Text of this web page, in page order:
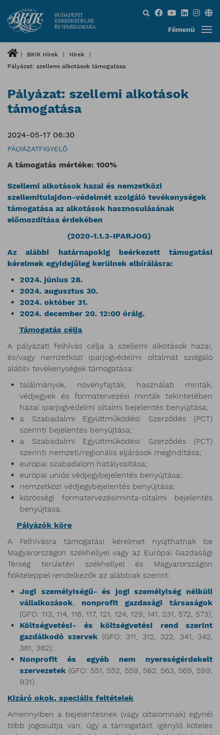
Keresés...
Főmenü
BKIK Hírek
Hírek
Pályázat: szellemi alkotások támogatása
Pályázat: szellemi alkotások
támogatása
2024-05-17 06:30
PÁLYÁZATFIGYELŐ
A támogatás mértéke: 100%
Szellemi alkotások hazai és nemzetközi
szellemitulajdon-védelmét szolgáló tevékenységek
támogatása az alkotások hasznosulásának
előmozdítása érdekében
(2020-1.1.3-IPARJOG)
Az alábbi határnapokig beérkezett támogatási
kérelmek egyidejűleg kerülnek elbírálásra:
2024. június 28.
2024. augusztus 30.
2024. október 31.
2024. december 20. 12:00 óráig.
Támogatás célja
A pályázati felhívás célja a szellemi alkotások hazai,
és/vagy nemzetközi iparjogvédelmi oltalmát szolgáló
alábbi tevékenységek támogatása:
találmányok, növényfajták, használati minták,
védjegyek és formatervezési minták tekintetében
hazai iparjogvédelmi oltalmi bejelentés benyújtása;
a Szabadalmi Együttműködési Szerződés (PCT)
szerinti bejelentés benyújtása;
a Szabadalmi Együttműködési Szerződés (PCT)
szerinti nemzeti/regionális eljárások megindítása;
európai szabadalom hatályosítása;
európai uniós védjegybejelentés benyújtása;
nemzetközi védjegybejelentés benyújtása;
közösségi formatervezésiminta-oltalmi bejelentés
benyújtása.
Pályázók köre
A Felhívásra támogatási kérelmet nyújthatnak be
Magyarországon székhellyel vagy az Európai Gazdasági
Térség területén székhellyel és Magyarországon
fiókteleppel rendelkezők az alábbiak szerint:
Jogi személyiségű- és jogi személyiség nélküli
vállalkozások, nonprofit gazdasági társaságok
(GFO: 113, 114, 116, 117, 121, 124, 129, 141, 231, 572, 573);
Költségvetési- és költségvetési rend szerint
gazdálkodó szervek (GFO: 311, 312, 322, 341, 342,
381, 382);
Nonprofit és egyéb nem nyereségérdekelt
szervezetek (GFO: 551, 552, 559, 562, 563, 569, 599,
931).
Kizáró okok, speciális feltételek
Amennyiben a bejelentésnek (vagy oltalomnak) egynél
több jogosultja van, úgy a támogatást igénylő köteles